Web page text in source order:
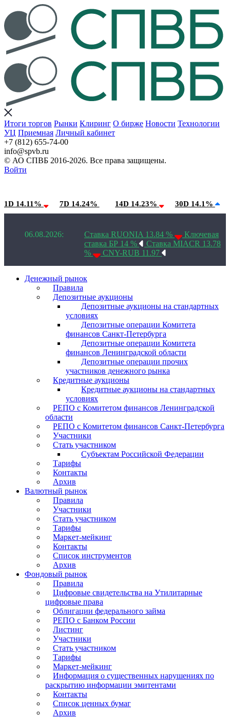
Итоги торгов Рынки Клиринг О бирже Новости Технологии
УЦ Приемная Личный кабинет
+7 (812) 655-74-00
info@spvb.ru
© АО СПВБ 2016-2026. Все права защищены.
Войти
1D 14.11% 7D 14.24% 14D 14.23% 30D 14.1%
06.08.2026: Ставка RUONIA 13.84 %
Ключевая
ставка БР 14 %
Ставка MIACR 13.78
%
CNY-RUB 11.97
Денежный рынок
Правила
Депозитные аукционы
Депозитные аукционы на стандартных
условиях
Депозитные операции Комитета
финансов Санкт-Петербурга
Депозитные операции Комитета
финансов Ленинградской области
Депозитные операции прочих
участников денежного рынка
Кредитные аукционы
Кредитные аукционы на стандартных
условиях
РЕПО с Комитетом финансов Ленинградской
области
РЕПО с Комитетом финансов Санкт-Петербурга
Участники
Стать участником
Субъектам Российской Федерации
Тарифы
Контакты
Архив
Валютный рынок
Правила
Участники
Стать участником
Тарифы
Маркет-мейкинг
Контакты
Список инструментов
Архив
Фондовый рынок
Правила
Цифровые свидетельства на Утилитарные
цифровые права
Облигации федерального займа
РЕПО с Банком России
Листинг
Участники
Стать участником
Тарифы
Маркет-мейкинг
Информация о существенных нарушениях по
раскрытию информации эмитентами
Контакты
Список ценных бумаг
Архив